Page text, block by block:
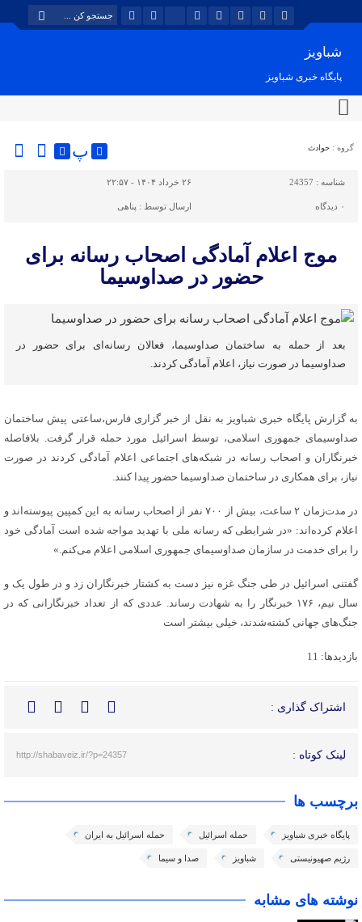
شباویز
پایگاه خبری شباویز
گروه : حوادث پ
شناسه : 24357 ۲۶ خرداد ۱۴۰۴ - ۲۲:۵۷
۰ دیدگاه ارسال توسط : پناهی
موج اعلام آمادگی اصحاب رسانه برای
حضور در صداوسیما
بعد از حمله به ساختمان صداوسیما،‌ فعالان رسانه‌ای برای حضور در
صداوسیما در صورت نیاز، اعلام آمادگی کردند.
به گزارش پایگاه خبری شباویز به نقل از خبر گزاری فارس،ساعتی پیش ساختمان
صداوسیمای جمهوری اسلامی،‌ توسط اسرائیل مورد حمله قرار گرفت. بلافاصله
خبرنگاران و اصحاب رسانه در شبکه‌های اجتماعی اعلام آمادگی کردند در صورت
نیاز،‌ برای همکاری در ساختمان صداوسیما حضور پیدا کنند.
در مدت‌زمان ۲ ساعت، بیش از ۷۰۰ نفر از اصحاب رسانه به این کمپین ‌پیوسته‌اند و
اعلام کرده‌اند: «در شرایطی که رسانه ملی با تهدید مواجه شده است آمادگی خود
را برای خدمت در سازمان صداوسیمای جمهوری اسلامی اعلام می‌کنم.»
گفتنی اسرائیل در طی جنگ غزه نیز دست به کشتار خبرنگاران زد و در طول یک و
سال نیم،‌ ۱۷۶ خبرنگار را به شهادت رساند. عددی که از تعداد خبرنگارانی که در
جنگ‌های جهانی کشته‌شدند، خیلی بیشتر است
بازدیدها: 11
اشتراک گذاری :
لینک کوتاه : http://shabaveiz.ir/?p=24357
برچسب ها
پایگاه خبری شباویز حمله اسرائیل حمله اسرائیل به ایران
رژیم صهیونیستی شباویز صدا و سیما
نوشته های مشابه